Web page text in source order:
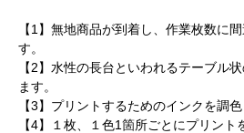
【1】無地商品が到着し、作業枚数に
す。
【2】水性の長台といわれるテーブル
ます。
【3】プリントするためのインクを調色
【4】１枚、１色1箇所ごとにプリント